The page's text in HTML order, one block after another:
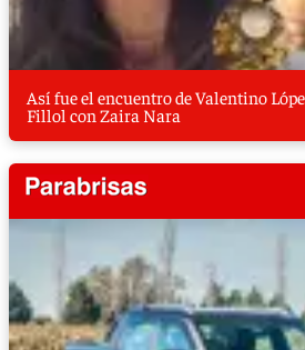
Así fue el encuentro de Valentino
Fillol con Zaira Nara